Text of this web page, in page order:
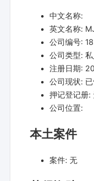
中文名称:
英文名称:
公司编号:
公司类型:
注册日期:
公司现状:
押记登记册:
公司位置:
本土案件
案件: 无